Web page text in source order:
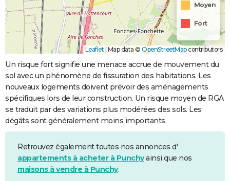
Moyen
Fort
Leaflet | Map data © OpenStreetMapcontributors
Un risque fort signifie une menace accrue de mouvement du
sol avec un phénomène de fissuration des habitations. Les
nouveaux logements doivent prévoir des aménagements
spécifiques lors de leur construction. Un risque moyen de RGA
se traduit par des variations plus modérées des sols. Les
dégâts sont généralement moins importants.
Retrouvez également toutes nos annonces d'
appartements à acheter à Punchyainsi que nos
maisons à vendre à Punchy.